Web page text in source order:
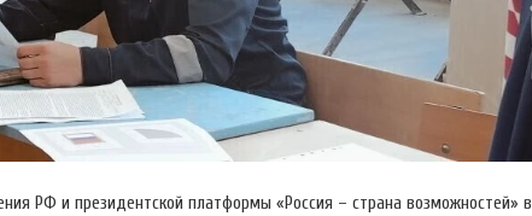
РФ и президентской платформы «Россия – страна возможностей» в